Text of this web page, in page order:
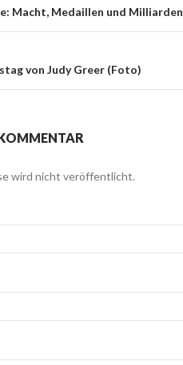
Macht, Medaillen und Milliarden
von Judy Greer (Foto)
wird nicht veröffentlicht.